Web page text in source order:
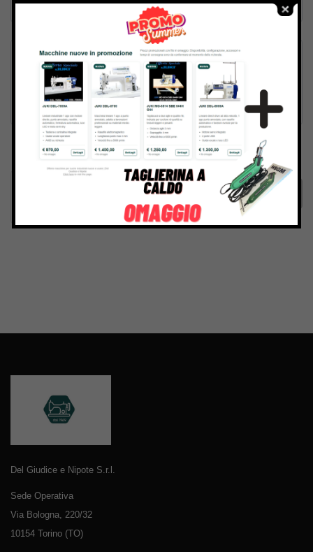
Inviando il messaggio confermo di aver letto e accettato
Termini e condizioni
del sito web
Del Giudice e Nipote S.r.l.
Sede Operativa
Via Bologna, 220/32
10154 Torino (TO)